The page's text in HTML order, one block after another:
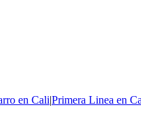
en Cali|Primera Linea en